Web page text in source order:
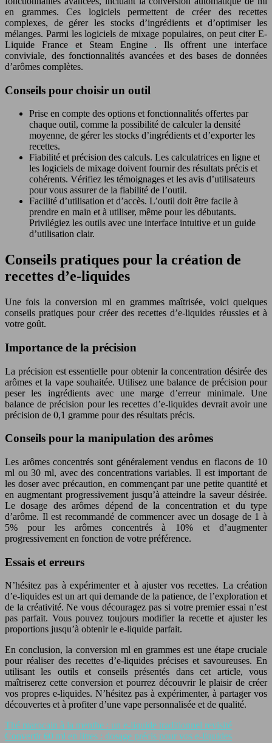
en grammes. Ces logiciels permettent de créer des recettes
complexes, de gérer les stocks d’ingrédients et d’optimiser les
mélanges. Parmi les logiciels de mixage populaires, on peut citer E-
Liquide France
et Steam Engine
. Ils offrent une interface
conviviale, des fonctionnalités avancées et des bases de données
d’arômes complètes.
Conseils pour choisir un outil
Prise en compte des options et fonctionnalités offertes par
chaque outil, comme la possibilité de calculer la densité
moyenne, de gérer les stocks d’ingrédients et d’exporter les
recettes.
Fiabilité et précision des calculs. Les calculatrices en ligne et
les logiciels de mixage doivent fournir des résultats précis et
cohérents. Vérifiez les témoignages et les avis d’utilisateurs
pour vous assurer de la fiabilité de l’outil.
Facilité d’utilisation et d’accès. L’outil doit être facile à
prendre en main et à utiliser, même pour les débutants.
Privilégiez les outils avec une interface intuitive et un guide
d’utilisation clair.
Conseils pratiques pour la création de
recettes d’e-liquides
Une fois la conversion ml en grammes maîtrisée, voici quelques
conseils pratiques pour créer des recettes d’e-liquides réussies et à
votre goût.
Importance de la précision
La précision est essentielle pour obtenir la concentration désirée des
arômes et la vape souhaitée. Utilisez une balance de précision pour
peser les ingrédients avec une marge d’erreur minimale. Une
balance de précision pour les recettes d’e-liquides devrait avoir une
précision de 0,1 gramme pour des résultats précis.
Conseils pour la manipulation des arômes
Les arômes concentrés sont généralement vendus en flacons de 10
ml ou 30 ml, avec des concentrations variables. Il est important de
les doser avec précaution, en commençant par une petite quantité et
en augmentant progressivement jusqu’à atteindre la saveur désirée.
Le dosage des arômes dépend de la concentration et du type
d’arôme. Il est recommandé de commencer avec un dosage de 1 à
5% pour les arômes concentrés à 10% et d’augmenter
progressivement en fonction de votre préférence.
Essais et erreurs
N’hésitez pas à expérimenter et à ajuster vos recettes. La création
d’e-liquides est un art qui demande de la patience, de l’exploration et
de la créativité. Ne vous découragez pas si votre premier essai n’est
pas parfait. Vous pouvez toujours modifier la recette et ajuster les
proportions jusqu’à obtenir le e-liquide parfait.
En conclusion, la conversion ml en grammes est une étape cruciale
pour réaliser des recettes d’e-liquides précises et savoureuses. En
utilisant les outils et conseils présentés dans cet article, vous
maîtriserez cette conversion et pourrez découvrir le plaisir de créer
vos propres e-liquides. N’hésitez pas à expérimenter, à partager vos
découvertes et à profiter d’une vape personnalisée et de qualité.
Thé marocain à la menthe : un e-liquide traditionnel revisité
Convertir 60 ml en litres : dosage précis pour vos e-liquides